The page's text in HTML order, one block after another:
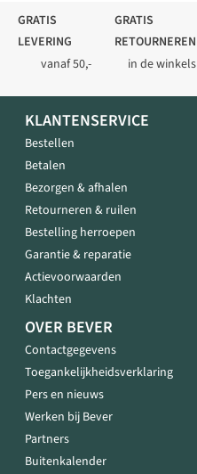
GRATIS
LEVERING
vanaf 50,-
GRATIS
RETOURNEREN
in de winkels
KLANTENSERVICE
Bestellen
Betalen
Bezorgen & afhalen
Retourneren & ruilen
Bestelling herroepen
Garantie & reparatie
Actievoorwaarden
Klachten
OVER BEVER
Contactgegevens
Toegankelijkheidsverklaring
Pers en nieuws
Werken bij Bever
Partners
Buitenkalender